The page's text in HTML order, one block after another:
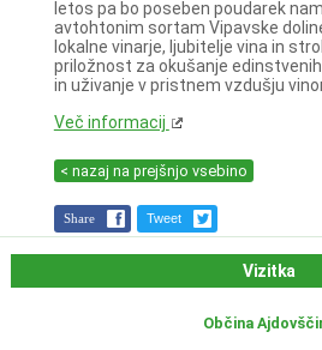
letos pa bo poseben poudarek
avtohtonim sortam Vipavske
lokalne vinarje, ljubitelje vina in
priložnost za okušanje
in uživanje v pristnem vzdušju
Več informacij
< nazaj na prejšnjo vsebino
Share Tweet
Vizitka
Občina